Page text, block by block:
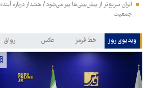
ایران سریع‌تر از پیش‌بینی‌ها پیر می‌شود / هشدار درباره آینده
جمعیت
ویدیوی روز خط قرمز عکس رواق